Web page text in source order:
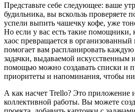
Представьте себе следующее: ваше
будильника, вы вскользь проверяете
успели выпить чашечку кофе, уже
Но если у вас есть такие помощники,
хаос превращается в
помогает вам распланировать
задачки, выдаваемой искусственным
помощью можно создавать списки и
приоритеты и напоминания, чтобы
А как насчет Trello? Это приложение
коллективной работы. Вы можете